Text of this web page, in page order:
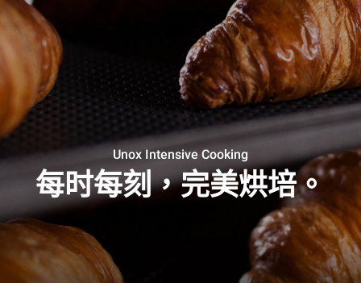
Unox Intensive Cooking
每时每刻，完美烘培。